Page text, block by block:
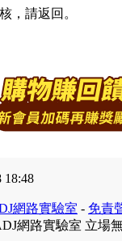
，請返回。
18:48
網路實驗室 - 免責
網路實驗室 立場